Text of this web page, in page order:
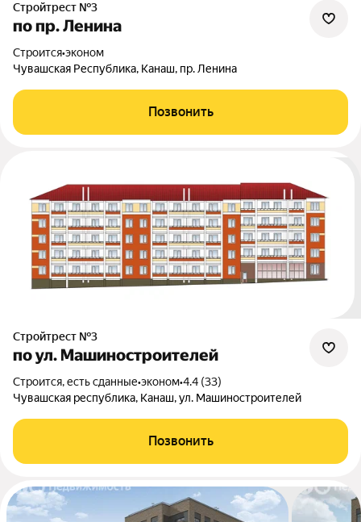
Стройтрест №3
по пр. Ленина
Строится•эконом
Чувашская Республика, Канаш, пр. Ленина
Позвонить
Стройтрест №3
по ул. Машиностроителей
Строится, есть сданные•эконом•4.4 (33)
Чувашская республика, Канаш, ул. Машиностроителей
Позвонить